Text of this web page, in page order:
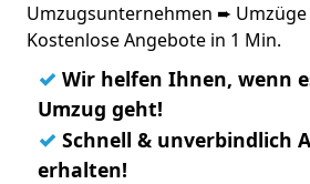
Umzugsunternehmen ➨ Umzüge
Kostenlose Angebote in 1 Min.
✓ Wir helfen Ihnen, wenn
Umzug geht!
✓ Schnell & unverbindlich
erhalten!